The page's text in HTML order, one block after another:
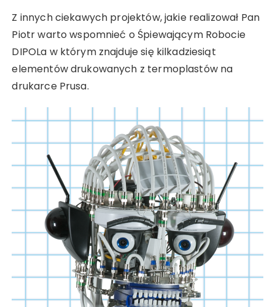
Z innych ciekawych projektów, jakie realizował Pan
Piotr warto wspomnieć o Śpiewającym Robocie
DIPOLa w którym znajduje się kilkadziesiąt
elementów drukowanych z termoplastów na
drukarce Prusa.